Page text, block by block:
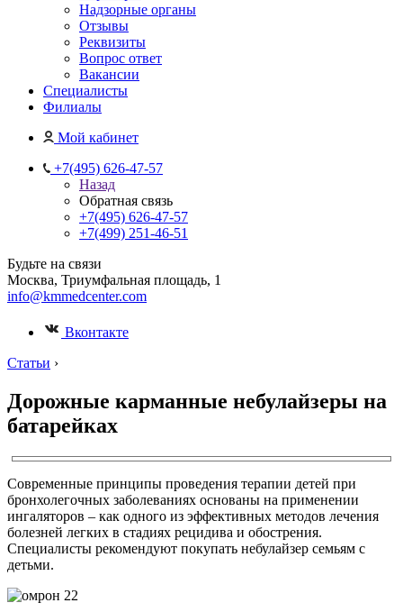
Надзорные органы
Отзывы
Реквизиты
Вопрос ответ
Вакансии
Специалисты
Филиалы
Мой кабинет
+7(495) 626-47-57
Назад
Обратная связь
+7(495) 626-47-57
+7(499) 251-46-51
Будьте на связи
Москва, Триумфальная площадь, 1
info@kmmedcenter.com
Вконтакте
Статьи ›
Дорожные карманные небулайзеры на
батарейках
Современные принципы проведения терапии детей при
бронхолегочных заболеваниях основаны на применении
ингаляторов – как одного из эффективных методов лечения
болезней легких в стадиях рецидива и обострения.
Специалисты рекомендуют покупать небулайзер семьям с
детьми.